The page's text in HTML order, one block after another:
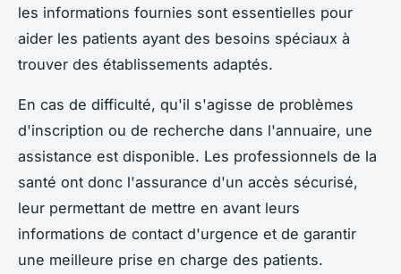
les informations fournies sont essentielles pour
aider les patients ayant des besoins spéciaux à
trouver des établissements adaptés.
En cas de difficulté, qu'il s'agisse de problèmes
d'inscription ou de recherche dans l'annuaire, une
assistance est disponible. Les professionnels de la
santé ont donc l'assurance d'un accès sécurisé,
leur permettant de mettre en avant leurs
informations de contact d'urgence et de garantir
une meilleure prise en charge des patients.